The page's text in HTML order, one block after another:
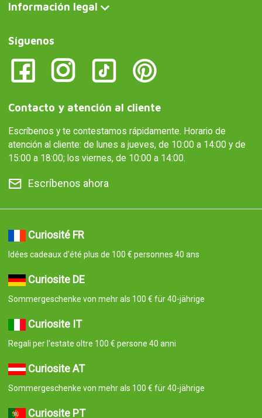
Información legal
Síguenos
Contacto y atención al cliente
Escríbenos y te contestamos rápidamente. Horario de
atención al cliente: de lunes a jueves, de 10:00 a 14:00 y de
15:00 a 18:00; los viernes, de 10:00 a 14:00.
Escríbenos ahora
Curiosité FR
Idées cadeaux d'été plus de 100 € personnes 40 ans
Curiosite DE
Sommergeschenke von mehr als 100 € für 40-jährige
Curiosite IT
Regali per l'estate oltre 100 € persone 40 anni
Curiosite AT
Sommergeschenke von mehr als 100 € für 40-jährige
Curiosite PT